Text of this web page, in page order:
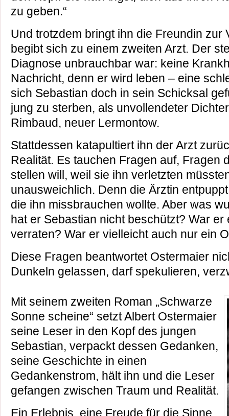
zu geben.“
Und trotzdem bringt ihn die Freundin zur
begibt sich zu einem zweiten Arzt. Der
Diagnose unbrauchbar war: keine
Nachricht, denn er wird leben – eine
sich Sebastian doch in sein Schicksal
jung zu sterben, als unvollendeter
Rimbaud, neuer Lermontow.
Stattdessen katapultiert ihn der Arzt
Realität. Es tauchen Fragen auf, Fragen
stellen will, weil sie ihn verletzten
unausweichlich. Denn die Ärztin
die ihn missbrauchen wollte. Aber was
hat er Sebastian nicht beschützt? War
verraten? War er vielleicht auch nur ein
Diese Fragen beantwortet Ostermaier
Dunkeln gelassen, darf spekulieren,
Mit seinem zweiten Roman „Schwarze
Sonne scheine“ setzt Albert Ostermaier
seine Leser in den Kopf des jungen
Sebastian, verpackt dessen Gedanken,
seine Geschichte in einen
Gedankenstrom, hält ihn und die Leser
gefangen zwischen Traum und Realität.
Ein Erlebnis, eine Freude für die Sinne,